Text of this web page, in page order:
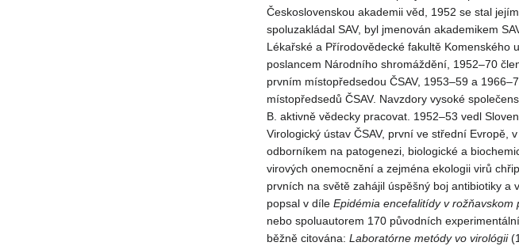
Československou akademii věd, 1952 se stal
spoluzakládal SAV, byl jmenován akademikem
Lékařské a Přírodovědecké fakultě Komenského
poslancem Národního shromáždění, 1952–70
prvním místopředsedou ČSAV, 1953–59 a
místopředsedů ČSAV. Navzdory vysoké
B. aktivně vědecky pracovat. 1952–53 vedl
Virologický ústav ČSAV, první ve střední Evropě,
odborníkem na patogenezi, biologické a
virových onemocnění a zejména ekologii virů
prvních na světě zahájil úspěšný boj antibiotiky
popsal v díle Epidémia encefalitídy v rožňavskom
nebo spoluautorem 170 původních
běžně citována: Laboratórne metódy vo virológii